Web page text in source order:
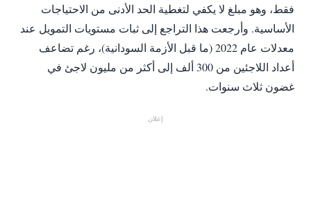
فقط، وهو مبلغ لا يكفي لتغطية الحد الأدنى من الاحتياجات
الأساسية. وأرجعت هذا التراجع إلى ثبات مستويات التمويل عند
معدلات عام 2022 (ما قبل الأزمة السودانية)، رغم تضاعف
أعداد اللاجئين من 300 ألف إلى أكثر من مليون لاجئ في
غضون ثلاث سنوات.
إعلان